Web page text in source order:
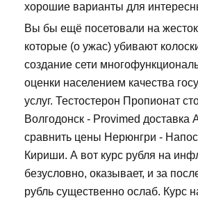
хорошие варианты для
Вы бы ещё посетовали на
которые (о ужас) убивают
создание сети
оценки населением качества
услуг. Тестостерон Пропионат
Волгодонск - Provimed доставка
сравнить цены Нерюнгри -
Кириши. А вот курс рубля на
безусловно, оказывает, и за
рубль существенно ослаб. Курс